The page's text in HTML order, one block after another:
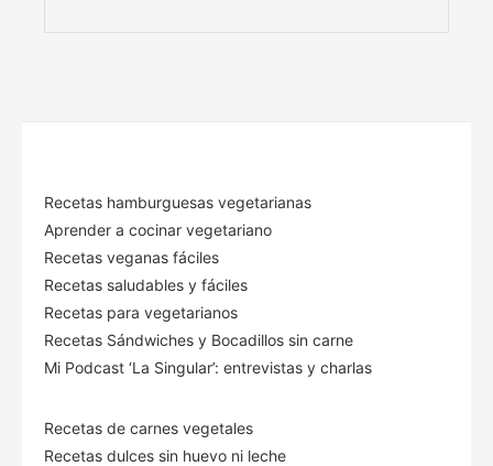
Recetas hamburguesas vegetarianas
Aprender a cocinar vegetariano
Recetas veganas fáciles
Recetas saludables y fáciles
Recetas para vegetarianos
Recetas Sándwiches y Bocadillos sin carne
Mi Podcast ‘La Singular’: entrevistas y charlas
Recetas de carnes vegetales
Recetas dulces sin huevo ni leche